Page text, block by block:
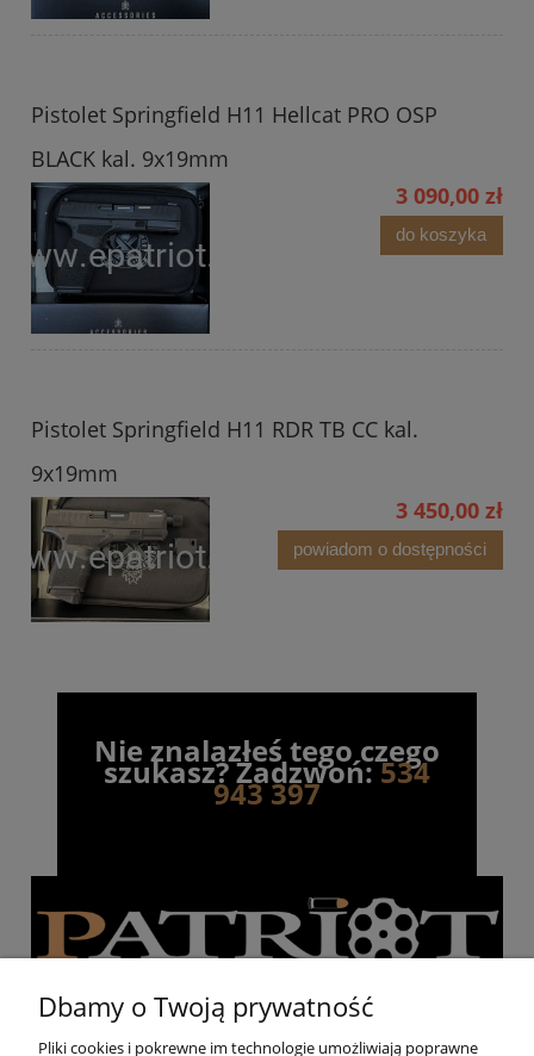
Pistolet Springfield H11 Hellcat PRO OSP
BLACK kal. 9x19mm
3 090,00 zł
do koszyka
Pistolet Springfield H11 RDR TB CC kal.
9x19mm
3 450,00 zł
powiadom o dostępności
Nie znalazłeś tego czego
szukasz? Zadzwoń:534
943 397
Dbamy o Twoją prywatność
Pliki cookies i pokrewne im technologie umożliwiają poprawne